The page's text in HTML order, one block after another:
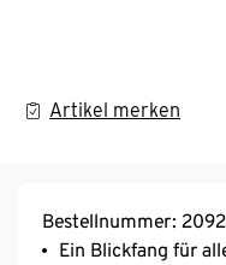
Artikel merken
Bestellnummer:
Ein Blickfang für